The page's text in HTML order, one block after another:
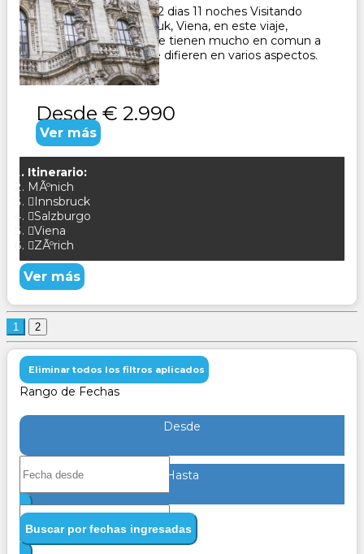
Paquete Turistico de 12 dias 11 noches Visitando
Munich, Zurich, Innsbruk, Viena, en este viaje,
conocera los paises que tienen mucho en comun a
primera vista, pero que difieren en varios aspectos.
CONSULTAR
Desde € 2.990
Ver más
Itinerario:
MÃºnich
Innsbruck
Salzburgo
Viena
ZÃºrich
Ver más
1 2
Eliminar todos los filtros aplicados
Rango de Fechas
Desde
Hasta
Buscar por fechas ingresadas